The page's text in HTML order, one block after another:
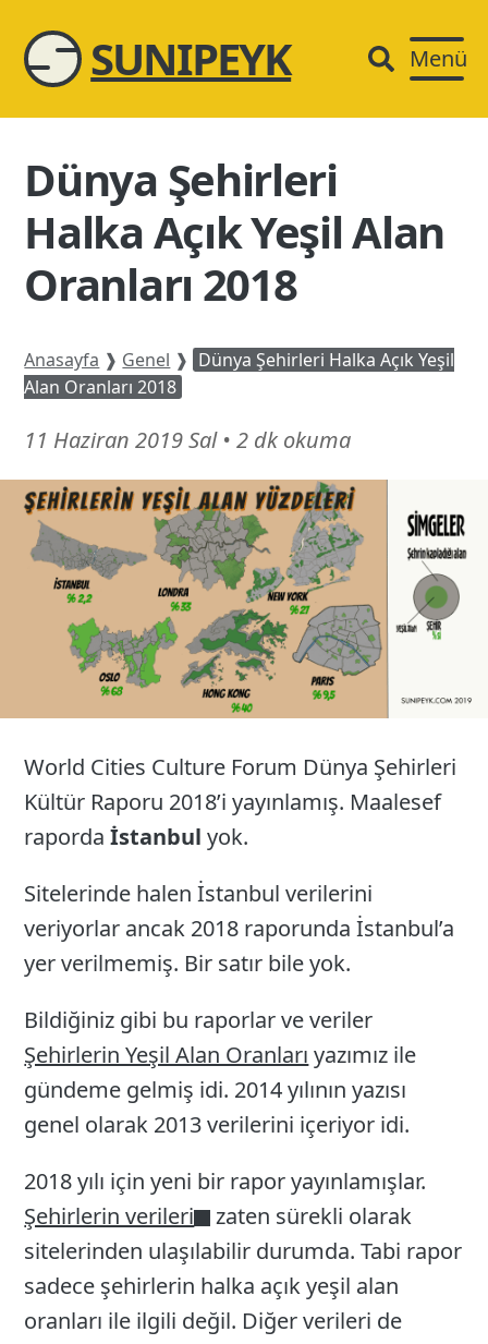
SUNIPEYK Menü
Dünya Şehirleri
Halka Açık Yeşil Alan
Oranları 2018
Anasayfa ❱ Genel ❱ Dünya Şehirleri Halka Açık Yeşil
Alan Oranları 2018
11 Haziran 2019 Sal 17
Temmuz
26
• 2 dk okuma
World Cities Culture Forum Dünya Şehirleri
Kültür Raporu 2018’i yayınlamış. Maalesef
rapordaİstanbul yok.
Sitelerinde halen İstanbul verilerini
veriyorlar ancak 2018 raporunda İstanbul’a
yer verilmemiş. Bir satır bile yok.
Bildiğiniz gibi bu raporlar ve veriler
Şehirlerin Yeşil Alan Oranları yazımız ile
gündeme gelmiş idi. 2014 yılının yazısı
genel olarak 2013 verilerini içeriyor idi.
2018 yılı için yeni bir rapor yayınlamışlar.
Şehirlerin verileri
zaten sürekli olarak
sitelerinden ulaşılabilir durumda. Tabi rapor
sadece şehirlerin halka açık yeşil alan
oranları ile ilgili değil. Diğer verileri de